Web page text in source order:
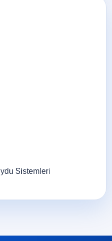
Sistemleri